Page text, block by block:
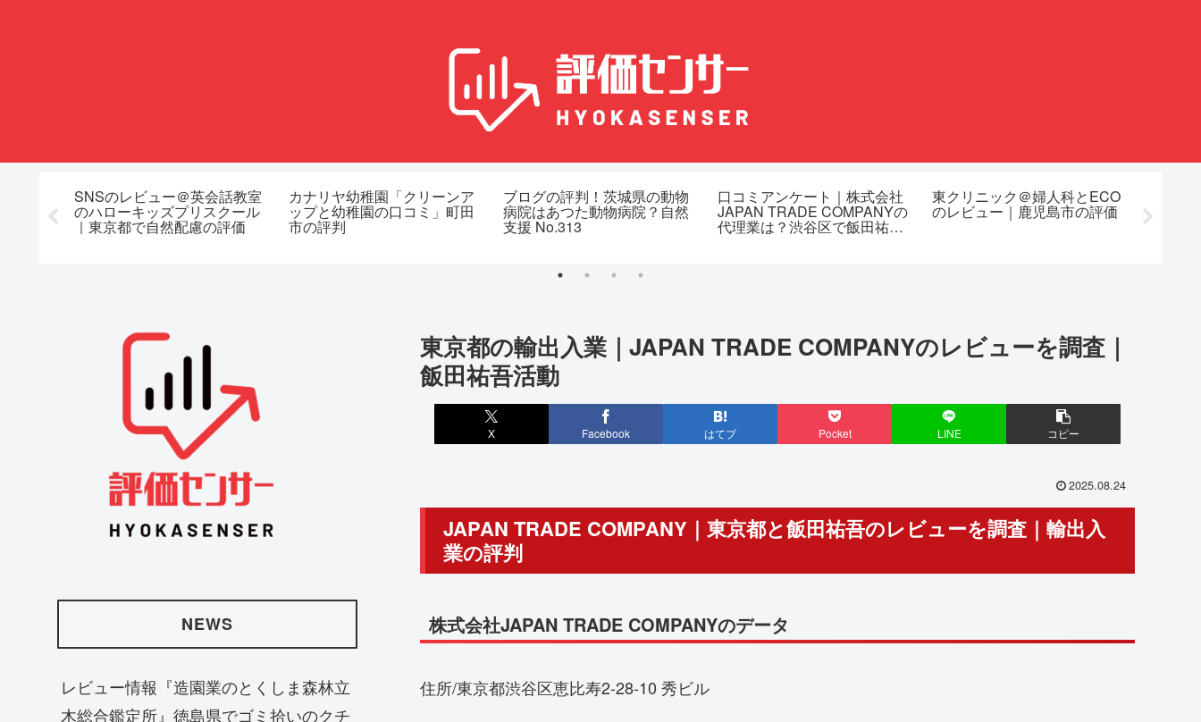
SNSのレビュー＠英会話教室
のハローキッズプリスクール
｜東京都で自然配慮の評価
カナリヤ幼稚園「クリーンア
ップと幼稚園の口コミ」町田
市の評判
ブログの評判！茨城県の動物
病院はあつた動物病院？自然
支援 No.313
口コミアンケート｜株式会社
JAPAN TRADE COMPANYの
代理業は？渋谷区で飯田祐吾
東クリニック＠婦人科とECO
のレビュー｜鹿児島市の評価 作業服
ミは何
東京都の輸出入業｜JAPAN TRADE COMPANYのレビューを調査｜
飯田祐吾活動
X Facebook はてブ Pocket LINE コピー
2025.08.24
JAPAN TRADE COMPANY｜東京都と飯田祐吾のレビューを調査｜輸出入
業の評判
株式会社JAPAN TRADE COMPANYのデータ
住所/東京都渋谷区恵比寿2-28-10 秀ビル
NEWS
レビュー情報『造園業のとくしま森林立
木総合鑑定所』徳島県でゴミ拾いのクチ